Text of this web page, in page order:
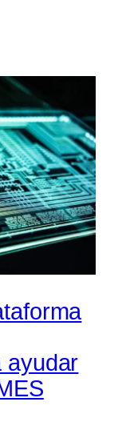
ayudar